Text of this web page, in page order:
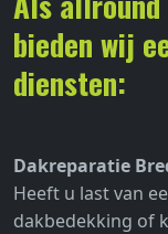
bieden wij
diensten:
Dakreparatie
Heeft u last van
dakbedekking of